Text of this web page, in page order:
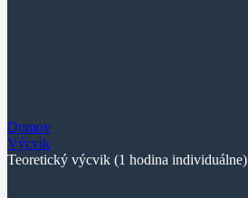
Domov
Výcvik
Teoretický výcvik (1 hodina individuálne)